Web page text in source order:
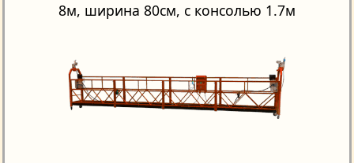
8м, ширина 80см, с консолью 1.7м